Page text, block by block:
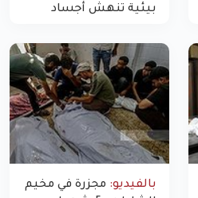
بيئية تنهش أجساد
بالفيديو: مجزرة في مخيم